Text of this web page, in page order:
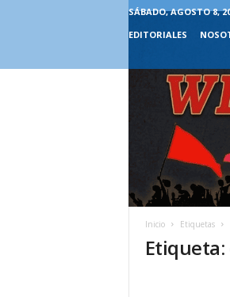
SÁBADO, AGOSTO 8,
EDITORIALES
Inicio Etiquetas